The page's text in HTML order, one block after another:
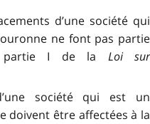
d’une société qui
ne font pas partie
partie I de la Loi sur
société qui est un
doivent être affectées à la